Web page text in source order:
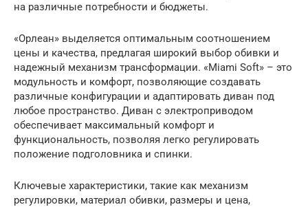
на различные потребности и бюджеты.
«Орлеан» выделяется оптимальным соотношением
цены и качества, предлагая широкий выбор обивки и
надежный механизм трансформации. «Miami Soft» – это
модульность и комфорт, позволяющие создавать
различные конфигурации и адаптировать диван под
любое пространство. Диван с электроприводом
обеспечивает максимальный комфорт и
функциональность, позволяя легко регулировать
положение подголовника и спинки.
Ключевые характеристики, такие как механизм
регулировки, материал обивки, размеры и цена,